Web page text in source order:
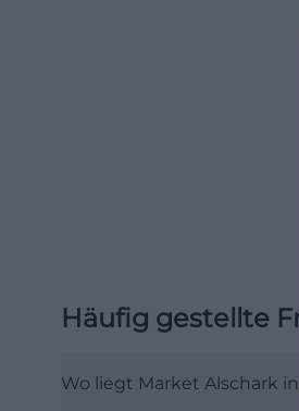
Häufig gestellte
Wo liegt Market Alschark in